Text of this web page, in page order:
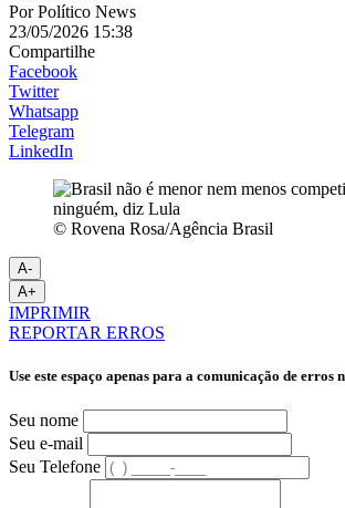
PorPolítico News
23/05/2026 15:38
Compartilhe
Facebook
Twitter
Whatsapp
Telegram
LinkedIn
© Rovena Rosa/Agência Brasil
A-
A+
IMPRIMIR
REPORTAR ERROS
Use este espaço apenas para a comunicação de erros
Seu nome
Seu e-mail
Seu Telefone